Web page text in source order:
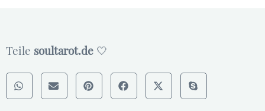
Teile soultarot.de 🤍